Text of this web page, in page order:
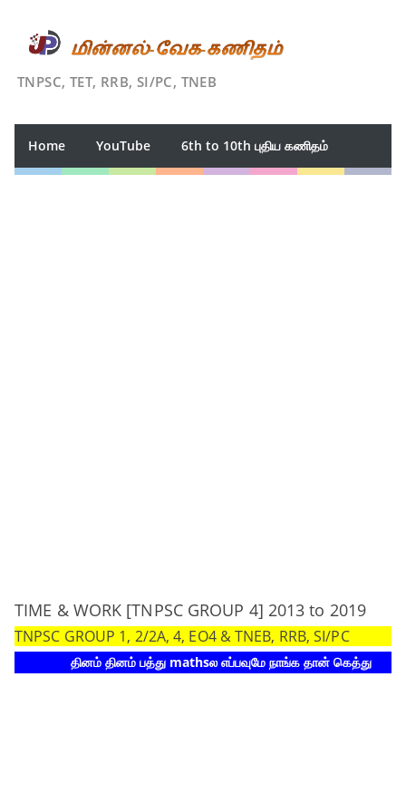
TNPSC, TET, RRB, SI/PC, TNEB
Home YouTube 6th to 10th புதிய கணிதம்
TIME & WORK [TNPSC GROUP 4] 2013 to 2019
TNPSC GROUP 1, 2/2A, 4, EO4 & TNEB, RRB, SI/PC
தினம் தினம் பத்து mathsல எப்பவுமே நாங்க தான் கெத்து